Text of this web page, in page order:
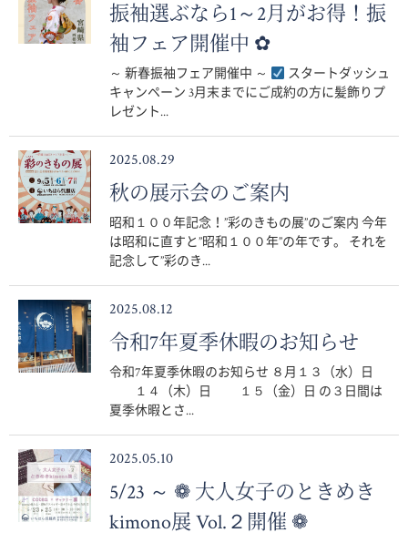
振袖選ぶなら1～2月がお得！振
袖フェア開催中 ✿
～ 新春振袖フェア開催中 ～
スタートダッシュ
キャンペーン 3月末までにご成約の方に髪飾りプ
レゼント...
2025.08.29
秋の展示会のご案内
昭和１００年記念！”彩のきもの展”のご案内 今年
は昭和に直すと”昭和１００年”の年です。 それを
記念して”彩のき...
2025.08.12
令和7年夏季休暇のお知らせ
令和7年夏季休暇のお知らせ ８月１３（水）日
１４（木）日 １５（金）日 の３日間は
夏季休暇とさ...
2025.05.10
5/23 ～ ❁ 大人女子のときめき
kimono展 Vol.２開催 ❁